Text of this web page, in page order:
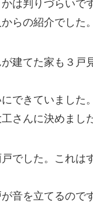
は判りづらいで
らの紹介でした。
建てた家も３戸
できていました。
さんに決めまし
でした。これは
音を立てるので